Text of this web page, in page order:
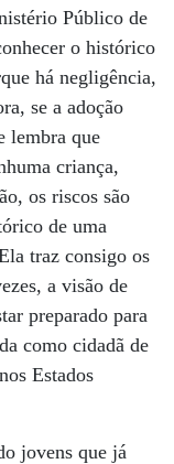
Público de
o histórico
há negligência,
se a adoção
lembra que
criança,
os riscos são
de uma
traz consigo os
a visão de
preparado para
como cidadã de
Estados
jovens que já